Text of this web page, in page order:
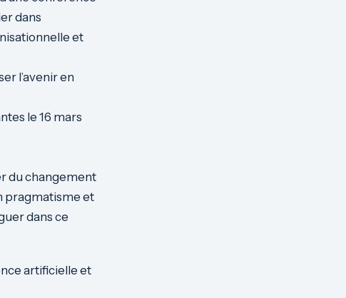
dans
et
l’avenir en
le 16 mars
du changement
pragmatisme et
dans ce
artificielle et